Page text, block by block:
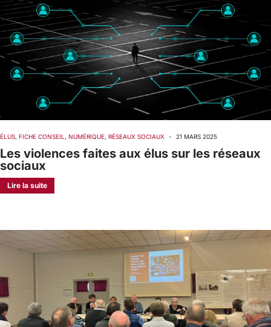
ÉLUS, FICHE CONSEIL , NUMÉRIQUE, RÉSEAUX SOCIAUX - 21 MARS 2025
Les violences faites aux élus sur les réseaux
sociaux
Lire la suite